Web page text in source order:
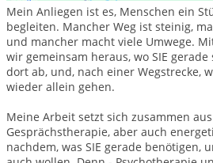
Mein Anliegen ist es, Menschen ein
begleiten. Mancher Weg ist steinig,
und mancher macht viele Umwege.
wir gemeinsam heraus, wo SIE gerade
dort ab, und, nach einer Wegstrecke,
wieder allein gehen.
Meine Arbeit setzt sich zusammen
Gesprächstherapie, aber auch
nachdem, was SIE gerade benötigen,